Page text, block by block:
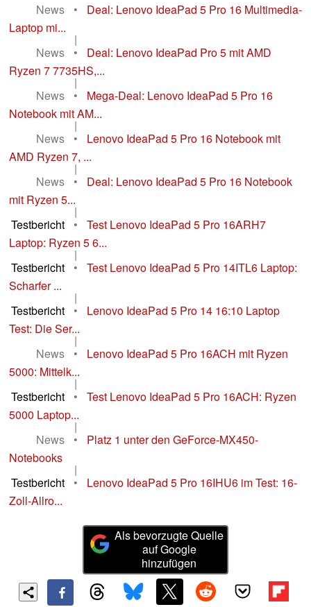
News
•
Deal: Lenovo IdeaPad 5 Pro 16 Multimedia-
Laptop mi...
|
News
•
Deal: Lenovo IdeaPad Pro 5 mit AMD
Ryzen 7 7735HS,...
|
News
•
Mega-Deal: Lenovo IdeaPad 5 Pro 16
Notebook mit AM...
|
News
•
Lenovo IdeaPad 5 Pro 16 Notebook mit
AMD Ryzen 7, ...
|
News
•
Deal: Lenovo IdeaPad 5 Pro 16 Notebook
mit Ryzen 5...
|
Testbericht
•
Test Lenovo IdeaPad 5 Pro 16ARH7
Laptop: Ryzen 5 6...
|
Testbericht
•
Test Lenovo IdeaPad 5 Pro 14ITL6 Laptop:
Scharfer ...
|
Testbericht
•
Lenovo IdeaPad 5 Pro 14 16:10 Laptop
Test: Die Ser...
|
News
•
Lenovo IdeaPad 5 Pro 16ACH mit Ryzen
5000: Mittelk...
|
Testbericht
•
Test Lenovo IdeaPad 5 Pro 16ACH: Ryzen
5000 Laptop...
|
News
•
Platz 1 unter den GeForce-MX450-
Notebooks
|
Testbericht
•
Lenovo IdeaPad 5 Pro 16IHU6 im Test: 16-
Zoll-Allro...
Als bevorzugte Quelle
auf Google
hinzufügen